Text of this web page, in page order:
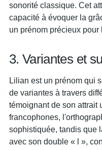
sonorité classique. Cet
capacité à évoquer la
un prénom précieux
3. Variantes et
Lilian est un prénom qui
de variantes à travers
témoignant de son attrait
francophones,
sophistiquée, tandis que
avec son double « l »,